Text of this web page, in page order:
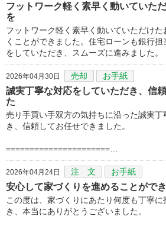
フットワーク軽く素早く動いていた
を
フットワーク軽く素早く動いていただけ
くことができました。住宅ローンも銀行
をしていただき、スムーズに進みました。
2026年04月30日 売却 お手紙
誠実丁寧な対応をしていただき、信
た
売り手買い手双方の気持ちに沿った誠実
き、信頼してお任せできました。
======================…
2026年04月24日 注 文 お手紙
安心して家づくりを進めることがで
この度は、家づくりにあたり何度も丁寧
き、本当にありがとうございました。